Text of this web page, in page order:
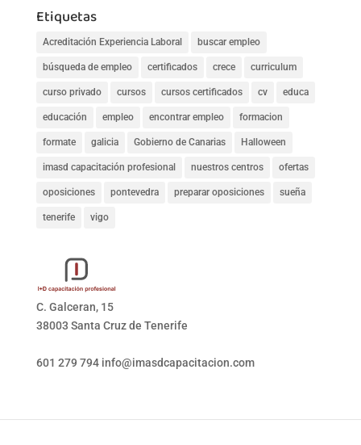
Etiquetas
Acreditación Experiencia Laboral buscar empleo
búsqueda de empleo certificados crece curriculum
curso privado cursos cursos certificados cv educa
educación empleo encontrar empleo formacion
formate galicia Gobierno de Canarias Halloween
imasd capacitación profesional nuestros centros ofertas
oposiciones pontevedra preparar oposiciones sueña
tenerife vigo
C. Galceran, 15
38003 Santa Cruz de Tenerife
601 279 794 info@imasdcapacitacion.com